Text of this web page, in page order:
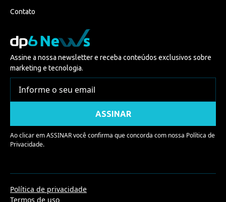
Contato
Assine a nossa newsletter e receba conteúdos exclusivos sobre
marketing e tecnologia.
Ao clicar em ASSINAR você confirma que concorda com nossa Política de
Privacidade.
Política de privacidade
Termos de uso